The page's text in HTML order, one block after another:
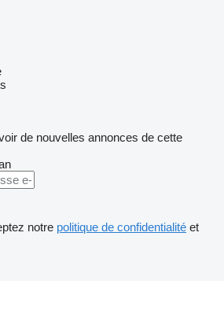
de nouvelles annonces de cette
notre politique de confidentialité et